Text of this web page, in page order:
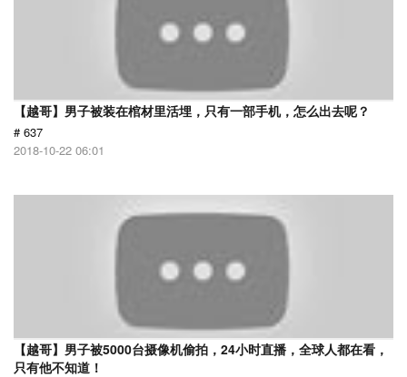
【越哥】男子被装在棺材里活埋，只有一部手机，怎么出去呢？
# 637
2018-10-22 06:01
【越哥】男子被5000台摄像机偷拍，24小时直播，全球人都在看，
只有他不知道！